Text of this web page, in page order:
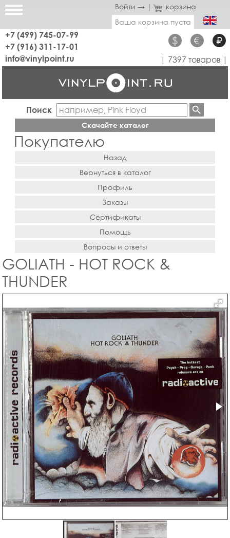
Войти → |
корзина
Ваша корзина пуста
+7 (499) 745-07-99
+7 (916) 311-17-01
$ € ₽
info@vinylpoint.ru | 7397 товаров |
Поиск
Скачайте каталог
Покупателю
Назад
Вернуться в каталог
Профиль
Заказы
Сертификаты
Помощь
Вопросы и ответы
GOLIATH - HOT ROCK &
THUNDER